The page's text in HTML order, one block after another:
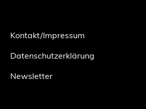
Kontakt/Impressum
Datenschutzerklärung
Newsletter